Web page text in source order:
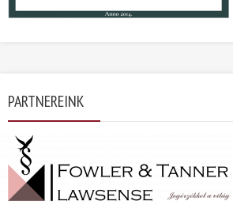
PARTNEREINK